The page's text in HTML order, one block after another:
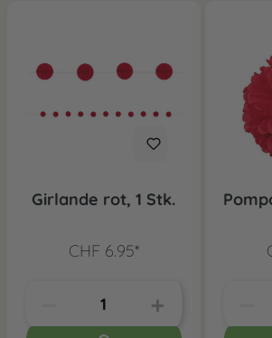
Girlande rot, 1 Stk.
CHF 6.95*